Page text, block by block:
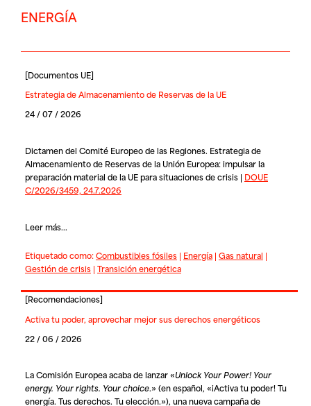
ENERGÍA
[Documentos UE]
Estrategia de Almacenamiento de Reservas de la UE
24 / 07 / 2026
Dictamen del Comité Europeo de las Regiones. Estrategia de
Almacenamiento de Reservas de la Unión Europea: impulsar la
preparación material de la UE para situaciones de crisis | DOUE
C/2026/3459, 24.7.2026
Leer más...
Etiquetado como:Combustibles fósiles| Energía| Gas natural |
Gestión de crisis| Transición energética
[Recomendaciones]
Activa tu poder, aprovechar mejor sus derechos energéticos
22 / 06 / 2026
La Comisión Europea acaba de lanzar «Unlock Your Power! Your
energy. Your rights. Your choice.» (en español, «¡Activa tu poder! Tu
energía. Tus derechos. Tu elección.»), una nueva campaña de